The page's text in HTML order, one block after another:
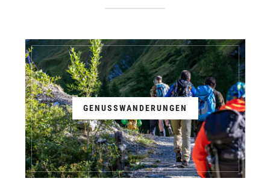
GENUSSWANDERUNGEN